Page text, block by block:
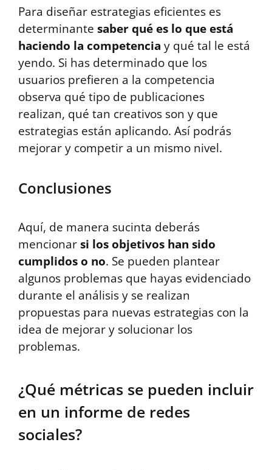
Para diseñar estrategias eficientes es
determinante saber qué es lo que está
haciendo la competencia y qué tal le está
yendo. Si has determinado que los
usuarios prefieren a la competencia
observa qué tipo de publicaciones
realizan, qué tan creativos son y que
estrategias están aplicando. Así podrás
mejorar y competir a un mismo nivel.
Conclusiones
Aquí, de manera sucinta deberás
mencionarsi los objetivos han sido
cumplidos o no. Se pueden plantear
algunos problemas que hayas evidenciado
durante el análisis y se realizan
propuestas para nuevas estrategias con la
idea de mejorar y solucionar los
problemas.
¿Qué métricas se pueden incluir
en un informe de redes
sociales?